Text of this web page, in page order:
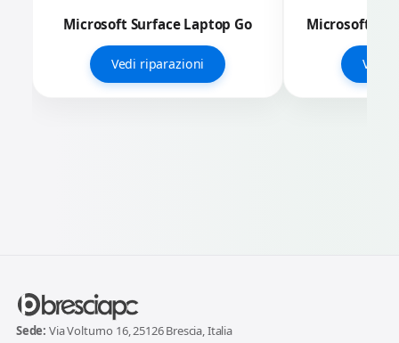
Microsoft Surface Laptop Go
Vedi riparazioni
Microsoft
Vedi
Sede: Via Volturno 16, 25126 Brescia, Italia